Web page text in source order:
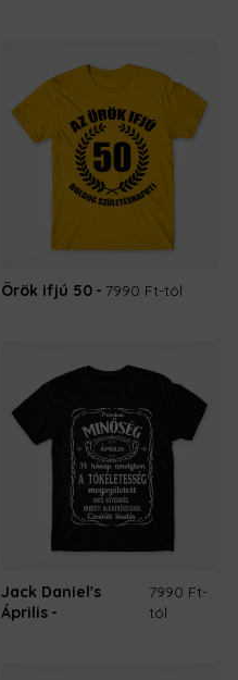
Örök ifjú 50 7990 Ft-tól
Jack Daniel's
Április
7990 Ft-
tól